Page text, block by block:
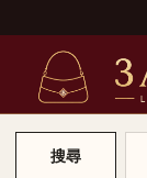
搜尋